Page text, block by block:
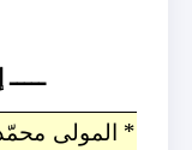
* المولى